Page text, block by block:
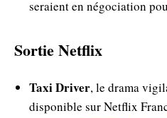
seraient en négociation
Sortie Netflix
Taxi Driver, le drama
disponible sur Netflix